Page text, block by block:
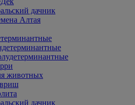
дачник
Алтая
животных
дачник